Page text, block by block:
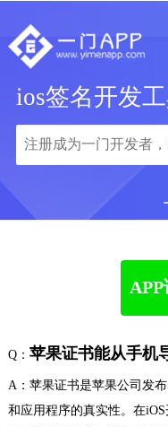
ios签名开发
Q： 苹果证书能从手机
A：苹果证书是苹果公司发
和应用程序的真实性。在